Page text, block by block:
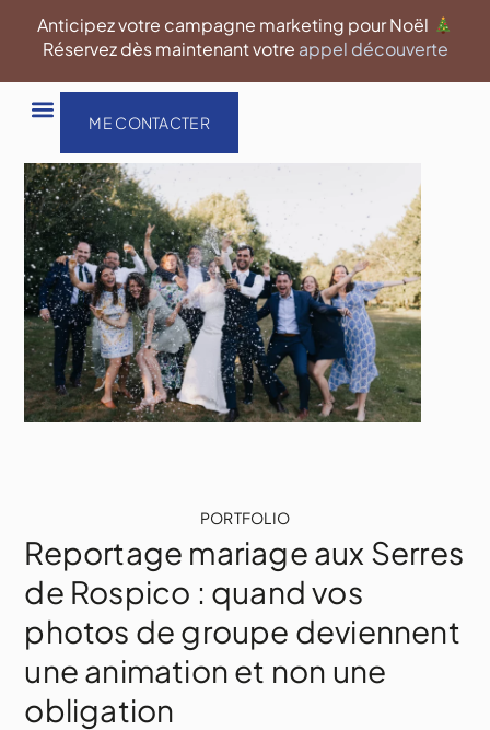
Anticipez votre campagne marketing pour Noël
Réservez dès maintenant votre appel découverte
ME CONTACTER
PORTFOLIO
Reportage mariage aux Serres
de Rospico : quand vos
photos de groupe deviennent
une animation et non une
obligation